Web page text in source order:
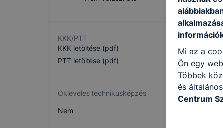
KKK/PTT
KKK letöltése (pdf)
PTT letöltése (pdf)
Okleveles technikusképzés
Nem
Mi az a
Ön egy
Többek
és
Centrum
használja